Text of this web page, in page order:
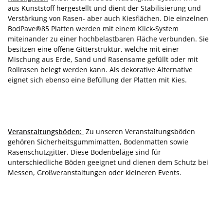
aus Kunststoff hergestellt und dient der Stabilisierung und
Verstärkung von Rasen- aber auch Kiesflächen. Die einzelnen
BodPave®85 Platten werden mit einem Klick-System
miteinander zu einer hochbelastbaren Fläche verbunden. Sie
besitzen eine offene Gitterstruktur, welche mit einer
Mischung aus Erde, Sand und Rasensame gefüllt oder mit
Rollrasen belegt werden kann. Als dekorative Alternative
eignet sich ebenso eine Befüllung der Platten mit Kies.
Veranstaltungsböden: Zu unseren Veranstaltungsböden
gehören Sicherheitsgummimatten, Bodenmatten sowie
Rasenschutzgitter. Diese Bodenbeläge sind für
unterschiedliche Böden geeignet und dienen dem Schutz bei
Messen, Großveranstaltungen oder kleineren Events.